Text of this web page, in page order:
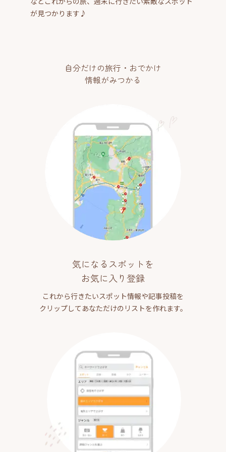
が見つかります♪
自分だけの旅行・おでかけ
情報がみつかる
気になるスポットを
お気に入り登録
これから行きたいスポット情報や記事投稿を
クリップしてあなただけのリストを作れます。